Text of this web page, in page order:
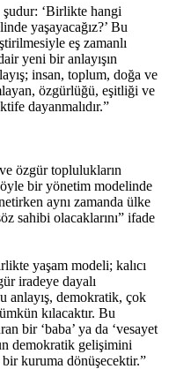
‘Birlikte hangi
yaşayacağız?’ Bu
eş zamanlı
yeni bir anlayışın
insan, toplum, doğa ve
özgürlüğü, eşitliği ve
dayanmalıdır.”
özgür toplulukların
bir yönetim modelinde
aynı zamanda ülke
sahibi olacaklarını” ifade
yaşam modeli; kalıcı
iradeye dayalı
anlayış, demokratik, çok
kılacaktır. Bu
bir ‘baba’ ya da ‘vesayet
demokratik gelişimini
kuruma dönüşecektir.”